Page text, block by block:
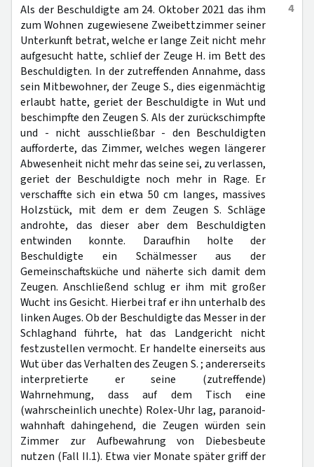
4
Als der Beschuldigte am 24. Oktober 2021 das ihm
zum Wohnen zugewiesene Zweibettzimmer seiner
Unterkunft betrat, welche er lange Zeit nicht mehr
aufgesucht hatte, schlief der Zeuge H. im Bett des
Beschuldigten. In der zutreffenden Annahme, dass
sein Mitbewohner, der Zeuge S., dies eigenmächtig
erlaubt hatte, geriet der Beschuldigte in Wut und
beschimpfte den Zeugen S. Als der zurückschimpfte
und - nicht ausschließbar - den Beschuldigten
aufforderte, das Zimmer, welches wegen längerer
Abwesenheit nicht mehr das seine sei, zu verlassen,
geriet der Beschuldigte noch mehr in Rage. Er
verschaffte sich ein etwa 50 cm langes, massives
Holzstück, mit dem er dem Zeugen S. Schläge
androhte, das dieser aber dem Beschuldigten
entwinden konnte. Daraufhin holte der
Beschuldigte ein Schälmesser aus der
Gemeinschaftsküche und näherte sich damit dem
Zeugen. Anschließend schlug er ihm mit großer
Wucht ins Gesicht. Hierbei traf er ihn unterhalb des
linken Auges. Ob der Beschuldigte das Messer in der
Schlaghand führte, hat das Landgericht nicht
festzustellen vermocht. Er handelte einerseits aus
Wut über das Verhalten des Zeugen S. ; andererseits
interpretierte er seine (zutreffende)
Wahrnehmung, dass auf dem Tisch eine
(wahrscheinlich unechte) Rolex-Uhr lag, paranoid-
wahnhaft dahingehend, die Zeugen würden sein
Zimmer zur Aufbewahrung von Diebesbeute
nutzen (Fall II.1). Etwa vier Monate später griff der